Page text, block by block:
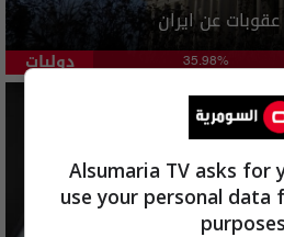
عن ايران
دوليات 35.98%
Alsumaria TV asks for
use your personal